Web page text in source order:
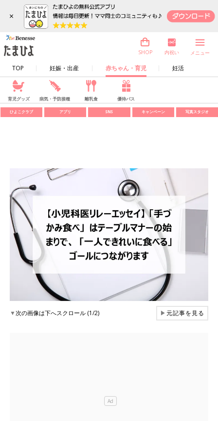
×
TOP 妊娠・出産 赤ちゃん・育児 妊活
SHOP 内祝い メニュー
育児グッズ 病気・予防接種 離乳食 優待パス
ひよこクラブ アプリ SNS キャンペーン 写真スタジオ
▼次の画像は下へスクロール (1/2) ▶元記事を見る